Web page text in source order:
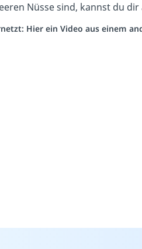
Nüsse sind, kannst du
Hier ein Video aus einem